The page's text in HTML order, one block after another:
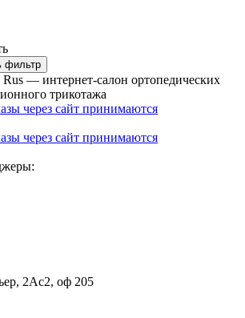
фильтр
— интернет-салон ортопедических
трикотажа
через сайт принимаются
через сайт принимаются
2Ас2, оф 205